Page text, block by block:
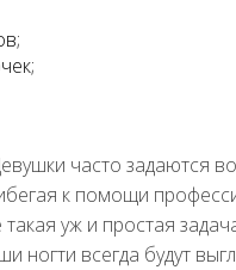
часто задаются
к помощи
уж и простая
ногти всегда будут